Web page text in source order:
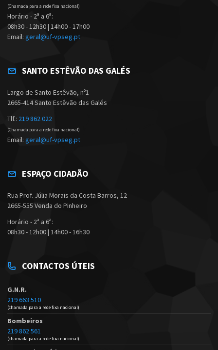
(Chamada para a rede fixa nacional)
Horário - 2ª a 6ª:
08h30 - 12h30 | 14h00 - 17h00
Email: geral@uf-vpseg.pt
SANTO ESTÊVÃO DAS GALÉS
Largo de Santo Estêvão, nº1
2665-414 Santo Estêvão das Galés
Tlf.: 219 862 022
(Chamada para a rede fixa nacional)
Email: geral@uf-vpseg.pt
ESPAÇO CIDADÃO
Rua Prof. Júlia Morais da Costa Barros, 12
2665-555 Venda do Pinheiro
Horário - 2ª a 6ª:
08h30 - 12h00 | 14h00 - 16h30
CONTACTOS ÚTEIS
G.N.R.
219 663 510
(chamada para a rede fixa nacional)
Bombeiros
219 862 561
(chamada para a rede fixa nacional)